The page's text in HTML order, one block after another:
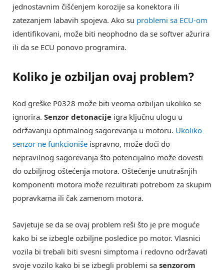
jednostavnim čišćenjem korozije sa konektora ili
zatezanjem labavih spojeva. Ako su problemi sa ECU-om
identifikovani, može biti neophodno da se softver ažurira
ili da se ECU ponovo programira.
Koliko je ozbiljan ovaj problem?
Kod greške P0328 može biti veoma ozbiljan ukoliko se
ignorira. Senzor detonacije igra ključnu ulogu u
održavanju optimalnog sagorevanja u motoru. Ukoliko
senzor ne funkcioniše ispravno, može doći do
nepravilnog sagorevanja što potencijalno može dovesti
do ozbiljnog oštećenja motora. Oštećenje unutrašnjih
komponenti motora može rezultirati potrebom za skupim
popravkama ili čak zamenom motora.
Savjetuje se da se ovaj problem reši što je pre moguće
kako bi se izbegle ozbiljne posledice po motor. Vlasnici
vozila bi trebali biti svesni simptoma i redovno održavati
svoje vozilo kako bi se izbegli problemi sa senzorom